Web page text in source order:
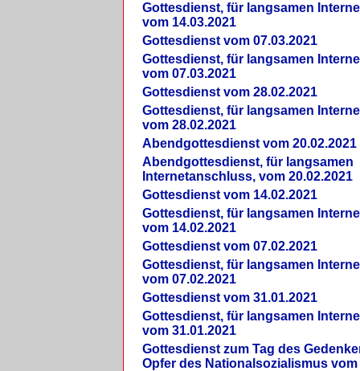
Gottesdienst, für langsamen
vom 14.03.2021
Gottesdienst vom 07.03.2021
Gottesdienst, für langsamen
vom 07.03.2021
Gottesdienst vom 28.02.2021
Gottesdienst, für langsamen
vom 28.02.2021
Abendgottesdienst vom 20.02.2021
Abendgottesdienst, für langsamen
Internetanschluss, vom 20.02.2021
Gottesdienst vom 14.02.2021
Gottesdienst, für langsamen
vom 14.02.2021
Gottesdienst vom 07.02.2021
Gottesdienst, für langsamen
vom 07.02.2021
Gottesdienst vom 31.01.2021
Gottesdienst, für langsamen
vom 31.01.2021
Gottesdienst zum Tag des
Opfer des Nationalsozialismus vom